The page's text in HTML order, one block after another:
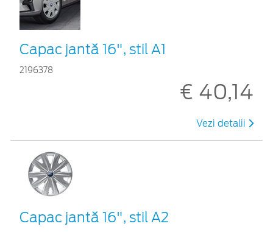
Capac jantă 16", stil A1
2196378
€ 40,14
Vezi detalii
Capac jantă 16", stil A2